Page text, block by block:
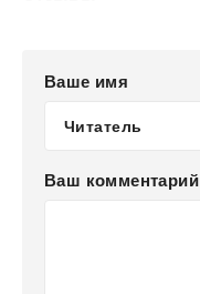
Ваше имя
Ваш комментарий